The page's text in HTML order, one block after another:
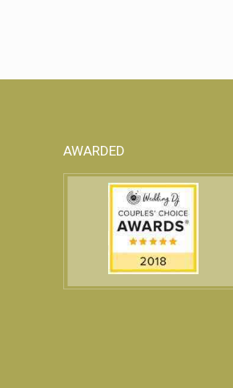
AWARDED